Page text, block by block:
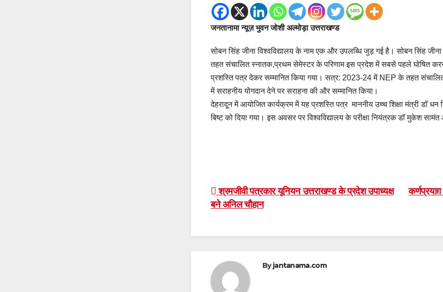
जनतानामा न्यूज़ भुवन जोशी अल्मोड़ा उत्तराखण्ड
सोबन सिंह जीना विश्वविद्यालय के नाम एक और उपलब्धि जुड़ गई है। सोबन सिंह जीना
तहत संचालित स्नातक,प्रथम सेमेस्टर के परिणाम इस प्रदेश में सबसे पहले घोषित करने
प्रशस्ति पत्र देकर सम्मानित किया गया। सत्र: 2023-24 में NEP के तहत
में सराहनीय योगदान देने पर सराहना की और सम्मानित किया।
देहरादून में आयोजित कार्यक्रम में यह प्रशस्ति पत्र माननीय उच्च शिक्षा मंत्री डॉ धन
बिष्ट को दिया गया। इस अवसर पर विश्वविद्यालय के परीक्षा नियंत्रक डॉ मुकेश
Post
navigation
श्रमजीवी पत्रकार यूनियन उत्तराखण्ड के प्रदेश उपाध्यक्ष
बने अनिल चौहान
Byjantanama.com